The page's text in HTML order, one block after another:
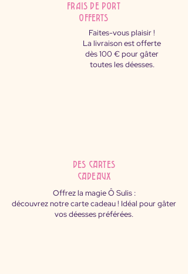
FRAIS DE PORT
OFFERTS
Faites-vous plaisir !
La livraison est offerte
dès 100 € pour gâter
toutes les déesses.
des cartes
cadeaux
Offrez la magie Ô Sulis :
découvrez notre carte cadeau ! Idéal pour gâter
vos déesses préférées.